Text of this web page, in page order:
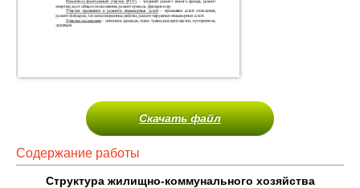
Скачать файл
Содержание работы
Структура жилищно-коммунального хозяйства